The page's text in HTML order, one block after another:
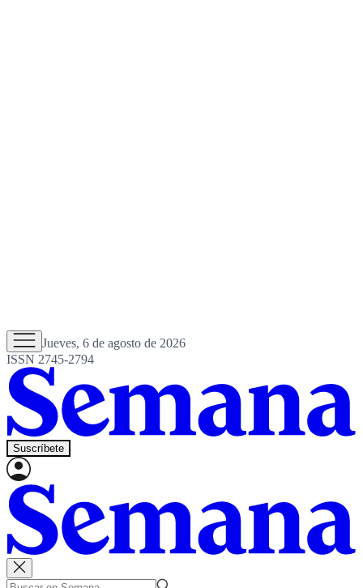
Jueves, 6 de agosto de 2026
ISSN 2745-2794
Suscríbete